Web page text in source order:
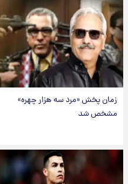
زمان پخش «مرد سه هزار چهره»
مشخص شد